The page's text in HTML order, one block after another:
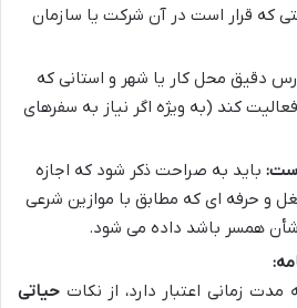
که قرار است در آن شرکت یا سازمان
دقیق محل کار یا شهر و استانی که
کند (به ویژه اگر نیاز به سفرهای
باید به صراحت ذکر شود که اجازه
و حرفه ای که مطابق با موازین شرعی
همسر باشد داده می شود.
زمانی اعتبار دارد، از نکات حیاتی